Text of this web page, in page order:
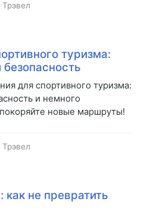
туризма:
безопасность
для спортивного туризма:
и немного
новые маршруты!
как не превратить